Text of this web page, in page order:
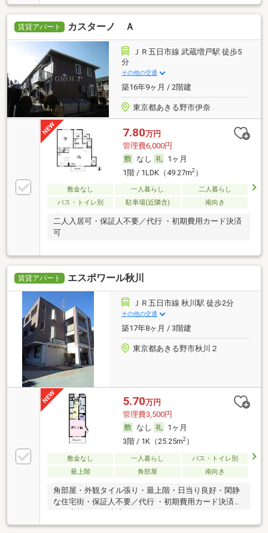
賃貸アパート カスターノ Ａ
ＪＲ五日市線 武蔵増戸駅 徒歩5
分
その他の交通
築16年9ヶ月 / 2階建
東京都あきる野市伊奈
7.80万円
管理費6,000円
なし
1ヶ月
1階 / 1LDK（49.27m2）
敷金なし 一人暮らし
二人暮らし
バス・トイレ別
駐車場(近隣含) 南向き
二人入居可・保証人不要／代行 ・初期費用カード決済
可
賃貸アパート エスポワール秋川
ＪＲ五日市線 秋川駅 徒歩2分
その他の交通
築17年8ヶ月 / 3階建
東京都あきる野市秋川２
5.70万円
管理費3,500円
なし
1ヶ月
3階 / 1K（25.25m2）
敷金なし 一人暮らし
バス・トイレ別
最上階
角部屋 南向き
角部屋・外観タイル張り・最上階・日当り良好・閑静
な住宅街・保証人不要／代行 ・初期費用カード決済
可・家賃カード決済可